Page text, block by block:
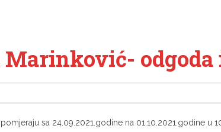
Marinković-
sa 24.09.2021.godine na 01.10.2021.godine u